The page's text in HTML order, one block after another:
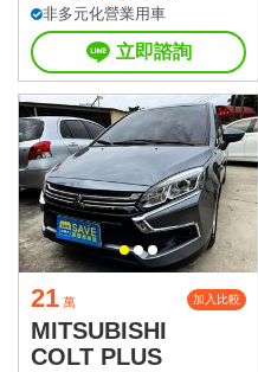
非多元化營業用車
立即諮詢
21 萬 加入比較
MITSUBISHI
COLT PLUS